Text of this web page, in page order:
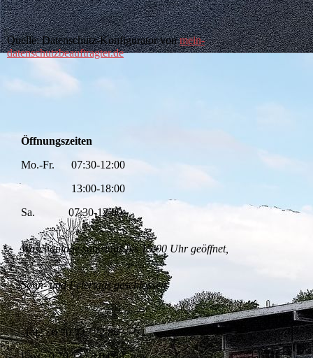
Quelle: Datenschutz-Konfigurator vonmein-
datenschutzbeauftragter.de
Öffnungszeiten
Mo.-Fr. 07:30-12:00
13:00-18:00
Sa. 07:30-12:00
Waschanlage samstags bis 15:00 Uhr geöffnet,
Sonn- und Feiertags geschlossen
Tel.: 0 70 72 / 22 84